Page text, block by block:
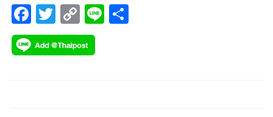
F
ac
e
T
wi
tt
C
o
p
Li